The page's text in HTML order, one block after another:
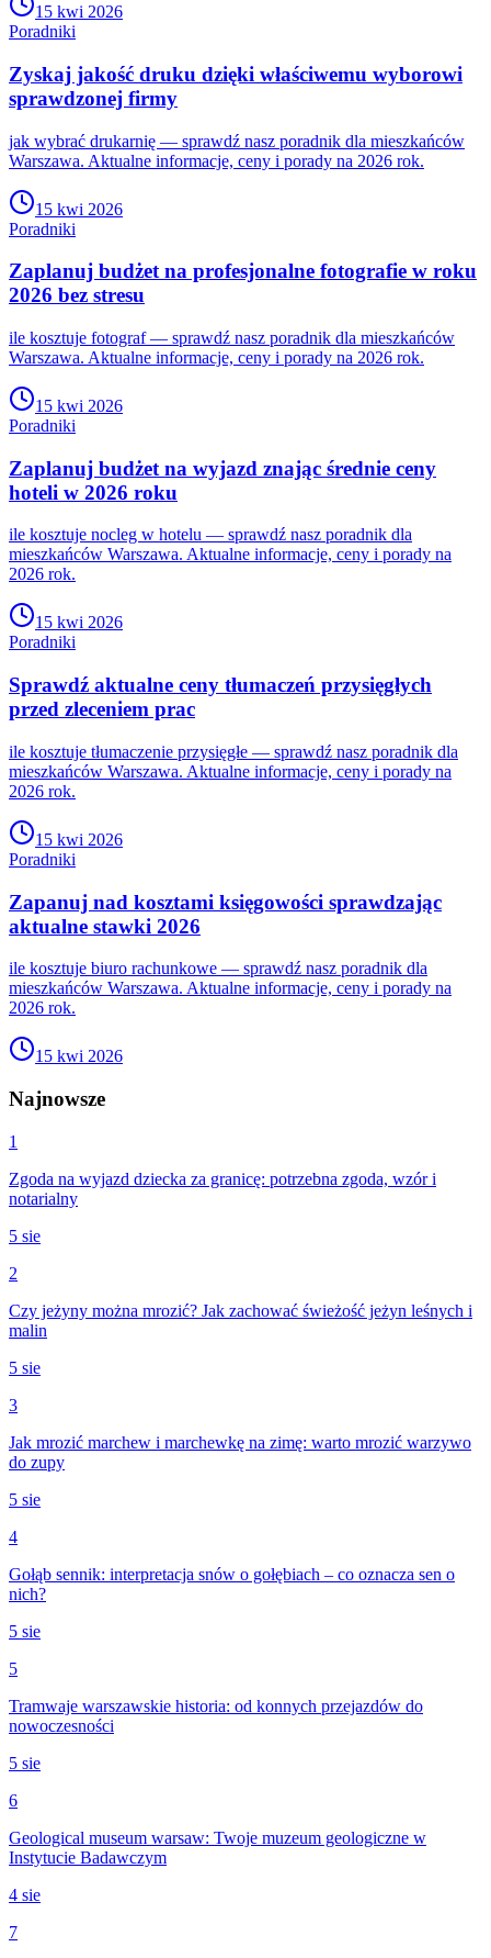
15 kwi 2026
Poradniki
Zyskaj jakość druku dzięki właściwemu wyborowi
sprawdzonej firmy
jak wybrać drukarnię — sprawdź nasz poradnik dla mieszkańców
Warszawa. Aktualne informacje, ceny i porady na 2026 rok.
15 kwi 2026
Poradniki
Zaplanuj budżet na profesjonalne fotografie w roku
2026 bez stresu
ile kosztuje fotograf — sprawdź nasz poradnik dla mieszkańców
Warszawa. Aktualne informacje, ceny i porady na 2026 rok.
15 kwi 2026
Poradniki
Zaplanuj budżet na wyjazd znając średnie ceny
hoteli w 2026 roku
ile kosztuje nocleg w hotelu — sprawdź nasz poradnik dla
mieszkańców Warszawa. Aktualne informacje, ceny i porady na
2026 rok.
15 kwi 2026
Poradniki
Sprawdź aktualne ceny tłumaczeń przysięgłych
przed zleceniem prac
ile kosztuje tłumaczenie przysięgłe — sprawdź nasz poradnik dla
mieszkańców Warszawa. Aktualne informacje, ceny i porady na
2026 rok.
15 kwi 2026
Poradniki
Zapanuj nad kosztami księgowości sprawdzając
aktualne stawki 2026
ile kosztuje biuro rachunkowe — sprawdź nasz poradnik dla
mieszkańców Warszawa. Aktualne informacje, ceny i porady na
2026 rok.
15 kwi 2026
Najnowsze
1
Zgoda na wyjazd dziecka za granicę: potrzebna zgoda, wzór i
notarialny
5 sie
2
Czy jeżyny można mrozić? Jak zachować świeżość jeżyn leśnych i
malin
5 sie
3
Jak mrozić marchew i marchewkę na zimę: warto mrozić warzywo
do zupy
5 sie
4
Gołąb sennik: interpretacja snów o gołębiach – co oznacza sen o
nich?
5 sie
5
Tramwaje warszawskie historia: od konnych przejazdów do
nowoczesności
5 sie
6
Geological museum warsaw: Twoje muzeum geologiczne w
Instytucie Badawczym
4 sie
7